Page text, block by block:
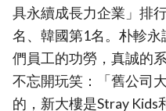
具永續成長力企業」排
名、韓國第1名。朴軫
們員工的功勞，真誠的
不忘開玩笑：「舊公司
的，新大樓是Stray